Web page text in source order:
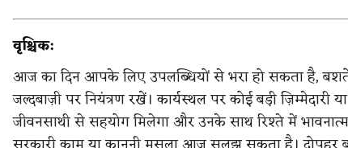
वृश्चिक:
आज का दिन आपके लिए उपलब्धियों से भरा हो सकता है,
जल्दबाज़ी पर नियंत्रण रखें। कार्यस्थल पर कोई बड़ी
जीवनसाथी से सहयोग मिलेगा और उनके साथ रिश्ते में